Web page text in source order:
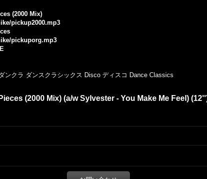
(2000 Mix)
pickup2000.mp3
pickuporg.mp3
ンクラ ダンスクラシックス Disco ディスコ Dance Classics
(2000 Mix) (a/w Sylvester - You Make Me Feel)